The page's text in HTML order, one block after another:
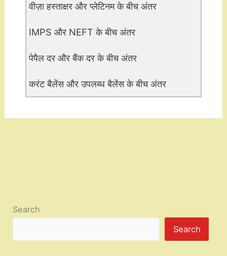
वीज़ा हस्ताक्षर और प्लेटिनम के बीच अंतर
IMPS और NEFT के बीच अंतर
पेपैल दर और बैंक दर के बीच अंतर
करंट बैलेंस और उपलब्ध बैलेंस के बीच अंतर
Search
Search